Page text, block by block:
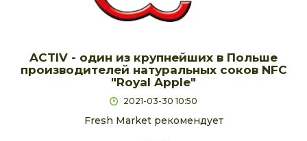
ACTIV - один из крупнейших в Польше
производителей натуральных соков NFC
"Royal Apple"
2021-03-30 10:50
Fresh Market рекомендует